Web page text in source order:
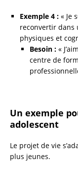
Exemple 4 : « Je
reconvertir dans
physiques et
Besoin : «
centre de
Un exemple
adolescent
Le projet de vie
plus jeunes.